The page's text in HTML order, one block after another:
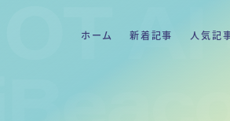
ホーム 新着記事 人気記